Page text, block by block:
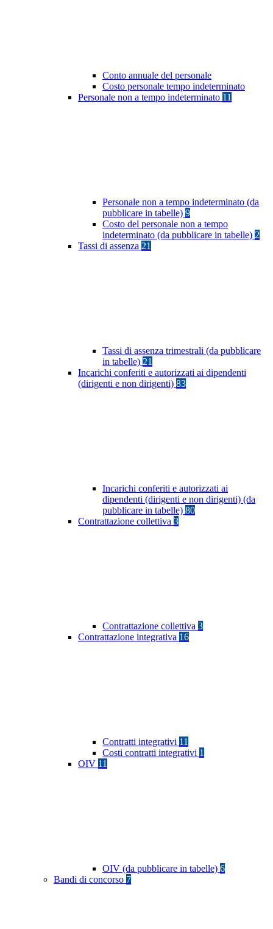
Conto annuale del personale
Costo personale tempo indeterminato
Personale non a tempo indeterminato 11
Personale non a tempo indeterminato (da
pubblicare in tabelle) 9
Costo del personale non a tempo
indeterminato (da pubblicare in tabelle) 2
Tassi di assenza 21
Tassi di assenza trimestrali (da pubblicare
in tabelle) 21
Incarichi conferiti e autorizzati ai dipendenti
(dirigenti e non dirigenti) 83
Incarichi conferiti e autorizzati ai
dipendenti (dirigenti e non dirigenti) (da
pubblicare in tabelle) 80
Contrattazione collettiva 3
Contrattazione collettiva 3
Contrattazione integrativa 16
Contratti integrativi 11
Costi contratti integrativi 1
OIV 11
OIV (da pubblicare in tabelle) 6
Bandi di concorso 7